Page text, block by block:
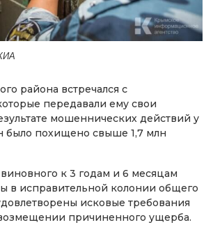
района встречался с
передавали ему свои
мошеннических действий у
было похищено свыше 1,7 млн
к 3 годам и 6 месяцам
в исправительной колонии общего
исковые требования
причиненного ущерба.